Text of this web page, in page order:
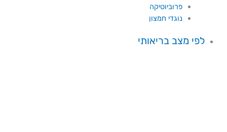
פרוביוטיקה
נוגדי חמצון
לפי מצב בריאותי